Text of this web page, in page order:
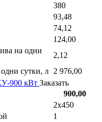
380
93,48
74,12
124,00
на одни
2,12
сутки, л 2 976,00
900 кВт Заказать
900,00
2х450
1